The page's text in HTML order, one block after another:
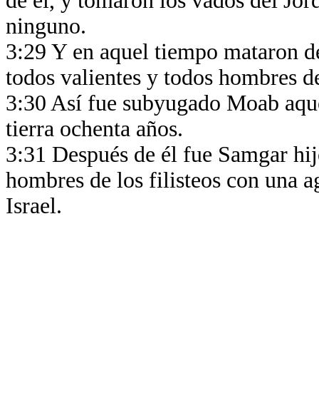
ninguno.
3:29 Y en aquel tiempo mataron
todos valientes y todos hombres
3:30 Así fue subyugado Moab
tierra ochenta años.
3:31 Después de él fue Samgar
hombres de los filisteos con una
Israel.